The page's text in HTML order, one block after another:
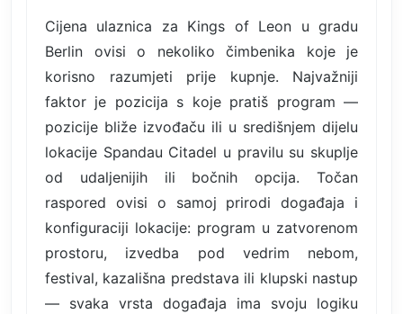
Cijena ulaznica za Kings of Leon u gradu
Berlin ovisi o nekoliko čimbenika koje je
korisno razumjeti prije kupnje. Najvažniji
faktor je pozicija s koje pratiš program —
pozicije bliže izvođaču ili u središnjem dijelu
lokacije Spandau Citadel u pravilu su skuplje
od udaljenijih ili bočnih opcija. Točan
raspored ovisi o samoj prirodi događaja i
konfiguraciji lokacije: program u zatvorenom
prostoru, izvedba pod vedrim nebom,
festival, kazališna predstava ili klupski nastup
— svaka vrsta događaja ima svoju logiku